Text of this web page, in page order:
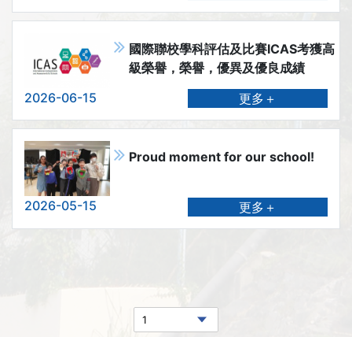
國際聯校學科評估及比賽ICAS考獲高
級榮譽，榮譽，優異及優良成績
2026-06-15
更多＋
Proud moment for our school!
2026-05-15 更多＋